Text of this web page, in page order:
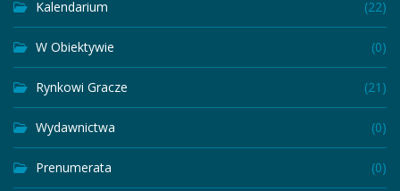
Kalendarium (22)
W Obiektywie (0)
Rynkowi Gracze (21)
Wydawnictwa (0)
Prenumerata (0)